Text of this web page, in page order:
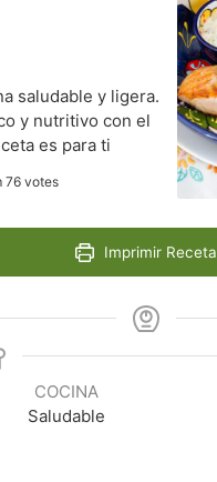
saludable y ligera.
y nutritivo con el
es para ti
76votes
Imprimir Receta
COCINA
Saludable